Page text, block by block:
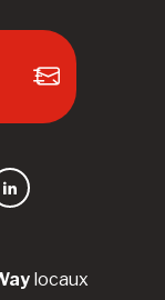
locaux
LinkedIn